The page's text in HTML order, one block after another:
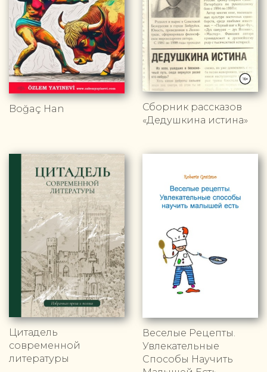
Boğaç Han
Сборник рассказов
«Дедушкина истина»
Цитадель
современной
литературы
Веселые Рецепты.
Увлекательные
Способы Научить